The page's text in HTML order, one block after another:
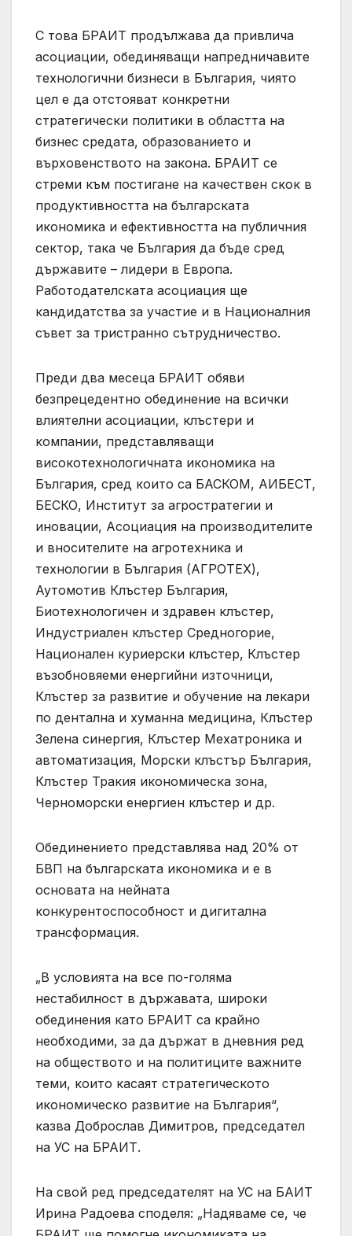
С това БРАИТ продължава да привлича
асоциации, обединяващи напредничавите
технологични бизнеси в България, чиято
цел е дa отстояват конкретни
стратегически политики в областта на
бизнес средата, образованието и
върховенството на закона. БРАИТ се
стреми към постигане на качествен скок в
продуктивността на българската
икономика и ефективността на публичния
сектор, така че България да бъде сред
държавите – лидери в Европа.
Работодателската асоциация ще
кандидатства за участие и в Националния
съвет за тристранно сътрудничество.
Преди два месеца БРАИТ обяви
безпрецедентно обединение на всички
влиятелни асоциации, клъстери и
компании, представляващи
високотехнологичната икономика на
България, сред които са БАСКОМ, АИБЕСТ,
БЕСКО, Институт за агростратегии и
иновации, Асоциация на производителите
и вносителите на агротехника и
технологии в България (АГРОТЕХ),
Аутомотив Клъстер България,
Биотехнологичен и здравен клъстер,
Индустриален клъстер Средногорие,
Национален куриерски клъстер, Клъстер
възобновяеми енергийни източници,
Клъстер за развитие и обучение на лекари
по дентална и хуманна медицина, Клъстер
Зелена синергия, Клъстер Мехатроника и
автоматизация, Морски клъстър България,
Клъстер Тракия икономическа зона,
Черноморски енергиен клъстер и др.
Обединението представлява над 20% от
БВП на българската икономика и е в
основата на нейната
конкурентоспособност и дигитална
трансформация.
„В условията на все по-голяма
нестабилност в държавата, широки
обединения като БРАИТ са крайно
необходими, за да държат в дневния ред
на обществото и на политиците важните
теми, които касаят стратегическото
икономическо развитие на България“,
казва Доброслав Димитров, председател
на УС на БРАИТ.
На свой ред председателят на УС на БАИТ
Ирина Радоева споделя: „Надяваме се, че